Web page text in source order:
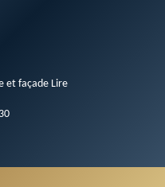
et façade Lire